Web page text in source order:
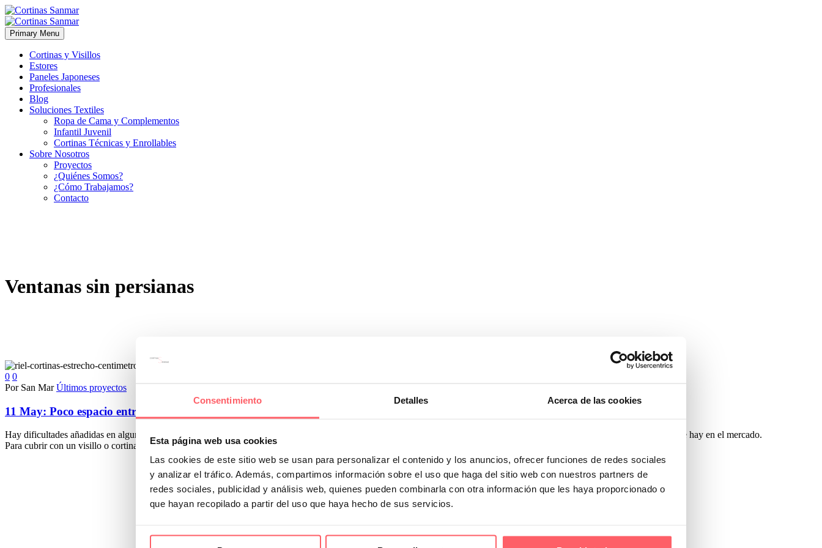
Consentimiento Detalles Acerca de las cookies
Esta página web usa cookies
Las cookies de este sitio web se usan para personalizar el contenido y los anuncios, ofrecer funciones de redes sociales
y analizar el tráfico. Además, compartimos información sobre el uso que haga del sitio web con nuestros partners de
redes sociales, publicidad y análisis web, quienes pueden combinarla con otra información que les haya proporcionado o
que hayan recopilado a partir del uso que haya hecho de sus servicios.
Primary Menu
Cortinas y Visillos
Estores
Paneles Japoneses
Profesionales
Blog
Soluciones Textiles
Ropa de Cama y Complementos
Infantil Juvenil
Cortinas Técnicas y Enrollables
Sobre Nosotros
Proyectos
¿Quiénes Somos?
¿Cómo Trabajamos?
Contacto
Ventanas sin persianas
0 0
Por San Mar Últimos proyectos
11 May: Poco espacio entre el techo y la ventana en una casa de Madrid ¿Qué cortina o estor es adecuado?
Hay dificultades añadidas en algunas ventanas a la hora de decidir qué es lo más adecuado. Si tienes problemas de espacio te interesa saber cuáles son las diferentes opciones que hay en el mercado.
Para cubrir con un visillo o cortina la ventana tenemos un riel de aluminio de menos de 1 centímetro de ancho.